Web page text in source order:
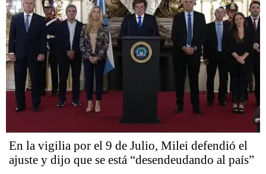
En la vigilia por el 9 de Julio, Milei defendió el
ajuste y dijo que se está “desendeudando al país”